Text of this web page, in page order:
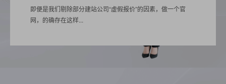
即便是我们剔除部分建站公司“虚假报价”的因素，做一个官
网，的确存在这样...